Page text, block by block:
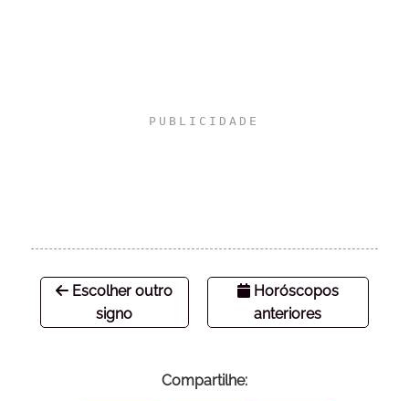
Escolher outro
signo
Horóscopos
anteriores
Compartilhe: